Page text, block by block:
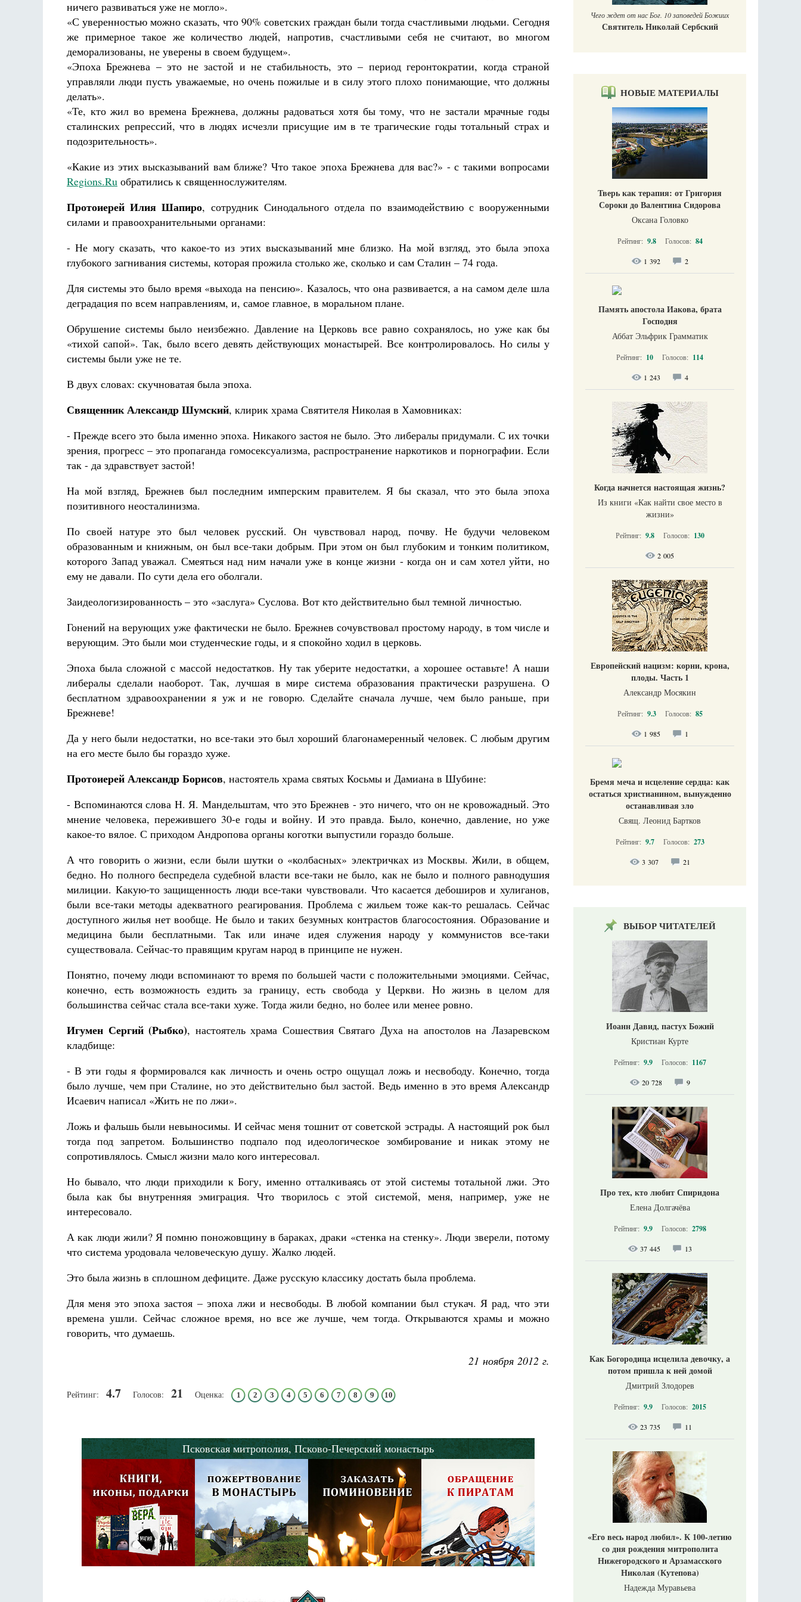
ничего развиваться уже не могло».
«С уверенностью можно сказать, что 90% советских граждан были тогда счастливыми людьми. Сегодня
же примерное такое же количество людей, напротив, счастливыми себя не считают, во многом
деморализованы, не уверены в своем будущем».
«Эпоха Брежнева – это не застой и не стабильность, это – период геронтократии, когда страной
управляли люди пусть уважаемые, но очень пожилые и в силу этого плохо понимающие, что должны
делать».
«Те, кто жил во времена Брежнева, должны радоваться хотя бы тому, что не застали мрачные годы
сталинских репрессий, что в людях исчезли присущие им в те трагические годы тотальный страх и
подозрительность».
«Какие из этих высказываний вам ближе? Что такое эпоха Брежнева для вас?» - с такими вопросами
Regions.Ru обратились к священнослужителям.
Протоиерей Илия Шапиро, сотрудник Синодального отдела по взаимодействию с вооруженными
силами и правоохранительными органами:
- Не могу сказать, что какое-то из этих высказываний мне близко. На мой взгляд, это была эпоха
глубокого загнивания системы, которая прожила столько же, сколько и сам Сталин – 74 года.
Для системы это было время «выхода на пенсию». Казалось, что она развивается, а на самом деле шла
деградация по всем направлениям, и, самое главное, в моральном плане.
Обрушение системы было неизбежно. Давление на Церковь все равно сохранялось, но уже как бы
«тихой сапой». Так, было всего девять действующих монастырей. Все контролировалось. Но силы у
системы были уже не те.
В двух словах: скучноватая была эпоха.
Священник Александр Шумский, клирик храма Святителя Николая в Хамовниках:
- Прежде всего это была именно эпоха. Никакого застоя не было. Это либералы придумали. С их точки
зрения, прогресс – это пропаганда гомосексуализма, распространение наркотиков и порнографии. Если
так - да здравствует застой!
На мой взгляд, Брежнев был последним имперским правителем. Я бы сказал, что это была эпоха
позитивного неосталинизма.
По своей натуре это был человек русский. Он чувствовал народ, почву. Не будучи человеком
образованным и книжным, он был все-таки добрым. При этом он был глубоким и тонким политиком,
которого Запад уважал. Смеяться над ним начали уже в конце жизни - когда он и сам хотел уйти, но
ему не давали. По сути дела его оболгали.
Заидеологизированность – это «заслуга» Суслова. Вот кто действительно был темной личностью.
Гонений на верующих уже фактически не было. Брежнев сочувствовал простому народу, в том числе и
верующим. Это были мои студенческие годы, и я спокойно ходил в церковь.
Эпоха была сложной с массой недостатков. Ну так уберите недостатки, а хорошее оставьте! А наши
либералы сделали наоборот. Так, лучшая в мире система образования практически разрушена. О
бесплатном здравоохранении я уж и не говорю. Сделайте сначала лучше, чем было раньше, при
Брежневе!
Да у него были недостатки, но все-таки это был хороший благонамеренный человек. С любым другим
на его месте было бы гораздо хуже.
Протоиерей Александр Борисов, настоятель храма святых Косьмы и Дамиана в Шубине:
- Вспоминаются слова Н. Я. Мандельштам, что это Брежнев - это ничего, что он не кровожадный. Это
мнение человека, пережившего 30-е годы и войну. И это правда. Было, конечно, давление, но уже
какое-то вялое. С приходом Андропова органы коготки выпустили гораздо больше.
А что говорить о жизни, если были шутки о «колбасных» электричках из Москвы. Жили, в общем,
бедно. Но полного беспредела судебной власти все-таки не было, как не было и полного равнодушия
милиции. Какую-то защищенность люди все-таки чувствовали. Что касается дебоширов и хулиганов,
были все-таки методы адекватного реагирования. Проблема с жильем тоже как-то решалась. Сейчас
доступного жилья нет вообще. Не было и таких безумных контрастов благосостояния. Образование и
медицина были бесплатными. Так или иначе идея служения народу у коммунистов все-таки
существовала. Сейчас-то правящим кругам народ в принципе не нужен.
Понятно, почему люди вспоминают то время по большей части с положительными эмоциями. Сейчас,
конечно, есть возможность ездить за границу, есть свобода у Церкви. Но жизнь в целом для
большинства сейчас стала все-таки хуже. Тогда жили бедно, но более или менее ровно.
Игумен Сергий (Рыбко), настоятель храма Сошествия Святаго Духа на апостолов на Лазаревском
кладбище:
- В эти годы я формировался как личность и очень остро ощущал ложь и несвободу. Конечно, тогда
было лучше, чем при Сталине, но это действительно был застой. Ведь именно в это время Александр
Исаевич написал «Жить не по лжи».
Ложь и фальшь были невыносимы. И сейчас меня тошнит от советской эстрады. А настоящий рок был
тогда под запретом. Большинство подпало под идеологическое зомбирование и никак этому не
сопротивлялось. Смысл жизни мало кого интересовал.
Но бывало, что люди приходили к Богу, именно отталкиваясь от этой системы тотальной лжи. Это
была как бы внутренняя эмиграция. Что творилось с этой системой, меня, например, уже не
интересовало.
А как люди жили? Я помню поножовщину в бараках, драки «стенка на стенку». Люди зверели, потому
что система уродовала человеческую душу. Жалко людей.
Это была жизнь в сплошном дефиците. Даже русскую классику достать была проблема.
Для меня это эпоха застоя – эпоха лжи и несвободы. В любой компании был стукач. Я рад, что эти
времена ушли. Сейчас сложное время, но все же лучше, чем тогда. Открываются храмы и можно
говорить, что думаешь.
21 ноября 2012 г.
Рейтинг: 4.7 Голосов: 21 Оценка: 1 2 3 4 5 6 7 8 9 10
Псковская митрополия, Псково-Печерский монастырь
Как найти своё место в жизни
Кирилл Мурышев Святитель Николай Сербский
НОВЫЕ МАТЕРИАЛЫ
Тверь как терапия: от Григория
Сороки до Валентина Сидорова
Оксана Головко
Рейтинг: 9.8 Голосов: 84
1 392 2
Память апостола Иакова, брата
Господня
Аббат Эльфрик Грамматик
Рейтинг: 10 Голосов: 114
1 243 4
Когда начнется настоящая жизнь?
Из книги «Как найти свое место в
жизни​»
Рейтинг: 9.8 Голосов: 130
2 005
Европейский нацизм: корни, крона,
плоды. Часть 1
Александр Мосякин
Рейтинг: 9.3 Голосов: 85
1 985 1
Бремя меча и исцеление сердца: как
остаться христианином, вынужденно
останавливая зло
Свящ. Леонид Бартков
Рейтинг: 9.7 Голосов: 273
3 307 21
ВЫБОР ЧИТАТЕЛЕЙ
Иоанн Давид, пастух Божий
Кристиан Курте
Рейтинг: 9.9 Голосов: 1167
20 728 9
Про тех, кто любит Спиридона
Елена Долгачёва
Рейтинг: 9.9 Голосов: 2798
37 445 13
Как Богородица исцелила девочку, а
потом пришла к ней домой
Дмитрий Злодорев
Рейтинг: 9.9 Голосов: 2015
23 735 11
«Его весь народ любил». К 100-летию
со дня рождения митрополита
Нижегородского и Арзамасского
Николая (Кутепова)
Надежда Муравьева